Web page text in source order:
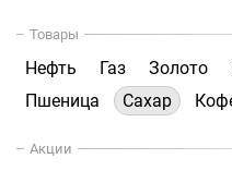
Товары
Нефть Газ Золото
Пшеница
Сахар
Акции